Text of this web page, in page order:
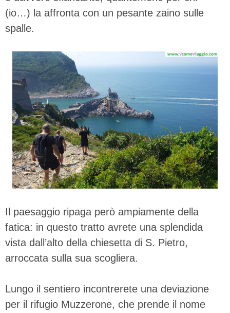
(io…) la affronta con un pesante zaino sulle
spalle.
Il paesaggio ripaga però ampiamente della
fatica: in questo tratto avrete una splendida
vista dall’alto della chiesetta di S. Pietro,
arroccata sulla sua scogliera.
Lungo il sentiero incontrerete una deviazione
per il rifugio Muzzerone, che prende il nome